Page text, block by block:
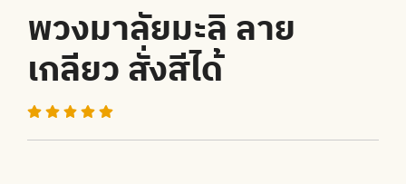
พวงมาลัยมะลิ ลาย
เกลียว สั่งสีได้